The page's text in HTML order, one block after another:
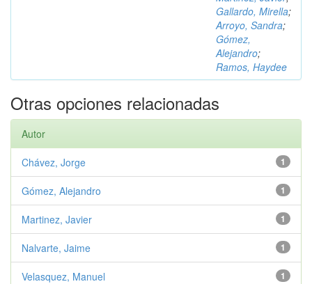
Gallardo, Mirella;
Arroyo, Sandra;
Gómez,
Alejandro;
Ramos, Haydee
Otras opciones relacionadas
Autor
1
Chávez, Jorge
1
Gómez, Alejandro
1
Martinez, Javier
1
Nalvarte, Jaime
1
Velasquez, Manuel